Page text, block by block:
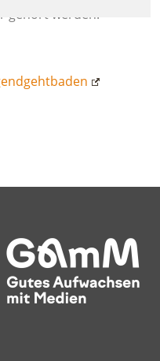
gehört werden.